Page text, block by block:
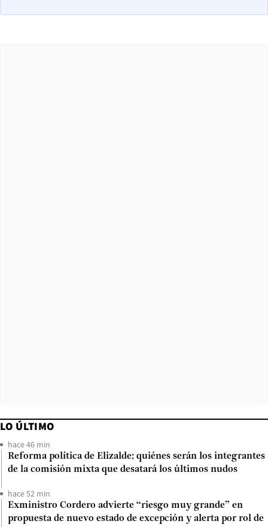
LO ÚLTIMO
hace 46 min
Reforma política de Elizalde: quiénes serán los integrantes
de la comisión mixta que desatará los últimos nudos
hace 52 min
Exministro Cordero advierte “riesgo muy grande” en
propuesta de nuevo estado de excepción y alerta por rol de